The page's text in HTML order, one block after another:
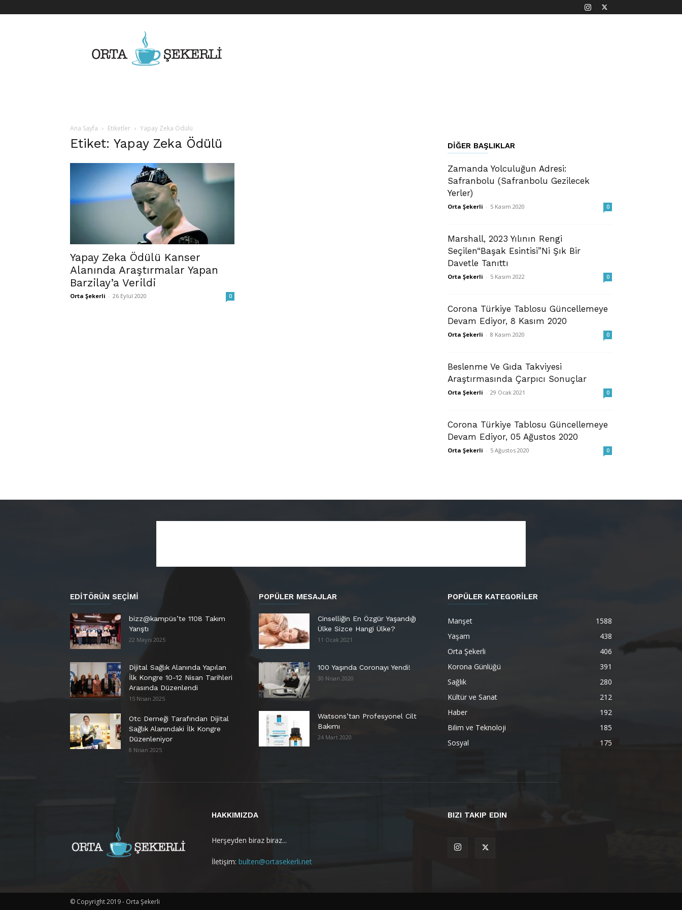
Biraz
Biraz
Ana Sayfa Etiketler Yapay Zeka Ödülü
Etiket: Yapay Zeka Ödülü
Yapay Zeka Ödülü Kanser
Alanında Araştırmalar Yapan
Barzilay’a Verildi
Orta Şekerli - 26 Eylül 2020 0
DIĞER BAŞLIKLAR
Zamanda Yolculuğun Adresi:
Safranbolu (Safranbolu Gezilecek
Yerler)
Orta Şekerli - 5 Kasım 2020 0
Marshall, 2023 Yılının Rengi
Seçilen“Başak Esintisi”Ni Şık Bir
Davetle Tanıttı
Orta Şekerli - 5 Kasım 2022 0
Corona Türkiye Tablosu Güncellemeye
Devam Ediyor, 8 Kasım 2020
Orta Şekerli - 8 Kasım 2020 0
Beslenme Ve Gıda Takviyesi
Araştırmasında Çarpıcı Sonuçlar
Orta Şekerli - 29 Ocak 2021 0
Corona Türkiye Tablosu Güncellemeye
Devam Ediyor, 05 Ağustos 2020
Orta Şekerli - 5 Ağustos 2020 0
EDITÖRÜN SEÇIMI
bizz@kampüs’te 1108 Takım
Yarıştı
22 Mayıs 2025
Dijital Sağlık Alanında Yapılan
İlk Kongre 10-12 Nisan Tarihleri
Arasında Düzenlendi
15 Nisan 2025
Otc Derneği Tarafından Dijital
Sağlık Alanındaki İlk Kongre
Düzenleniyor
8 Nisan 2025
POPÜLER MESAJLAR
Cinselliğin En Özgür Yaşandığı
Ülke Sizce Hangi Ülke?
11 Ocak 2021
100 Yaşında Coronayı Yendi!
30 Nisan 2020
Watsons’tan Profesyonel Cilt
Bakımı
24 Mart 2020
POPÜLER KATEGORİLER
Manşet
1588
Yaşam
438
Orta Şekerli
406
Korona Günlüğü
391
Sağlık
280
Kültür ve Sanat
212
Haber
192
Bilim ve Teknoloji
185
Sosyal
175
HAKKIMIZDA
Herşeyden biraz biraz...
İletişim: bulten@ortasekerli.net
BIZI TAKIP EDIN
© Copyright 2019 - Orta Şekerli